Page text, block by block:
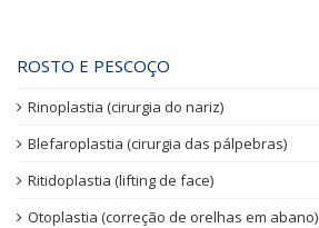
ROSTO E PESCOÇO
Rinoplastia (cirurgia do nariz)
Blefaroplastia (cirurgia das pálpebras)
Ritidoplastia (lifting de face)
Otoplastia (correção de orelhas em abano)